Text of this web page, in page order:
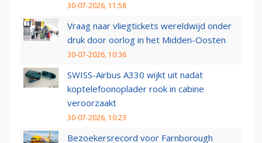
30-07-2026, 11:58
Vraag naar vliegtickets wereldwijd onder
druk door oorlog in het Midden-Oosten
30-07-2026, 10:36
SWISS-Airbus A330 wijkt uit nadat
koptelefoonoplader rook in cabine
veroorzaakt
30-07-2026, 10:23
Bezoekersrecord voor Farnborough